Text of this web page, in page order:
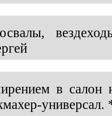
в салон
универсал.